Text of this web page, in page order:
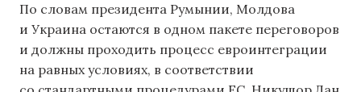
По словам президента Румынии, Молдова
и Украина остаются в одном пакете переговоров
и должны проходить процесс евроинтеграции
на равных условиях, в соответствии